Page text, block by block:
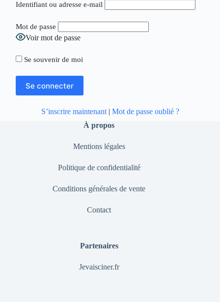
Identifiant ou adresse e-mail
Mot de passe
Voir mot de passe
Se souvenir de moi
S’inscrire maintenant| Mot de passe oublié ?
À propos
Mentions légales
Politique de confidentialité
Conditions générales de vente
Contact
Partenaires
Jevaisciner.fr